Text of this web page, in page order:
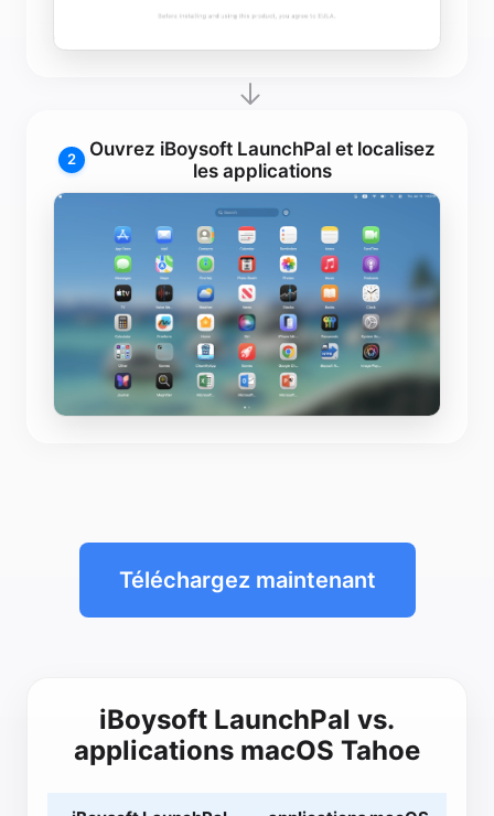
2
Ouvrez iBoysoft LaunchPal et localisez
les applications
Téléchargez maintenant
iBoysoft LaunchPal vs.
applications macOS Tahoe